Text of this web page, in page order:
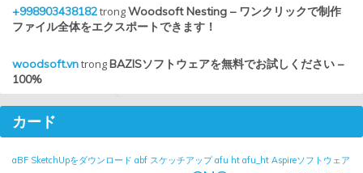
+998903438182trongWoodsoft Nesting – ワンクリックで制作
ファイル全体をエクスポートできます！
woodsoft.vntrongBAZISソフトウェアを無料でお試しください –
100%
カード
aBF SketchUpをダウンロード abf スケッチアップ afu ht afu_ht Aspireソフトウェア